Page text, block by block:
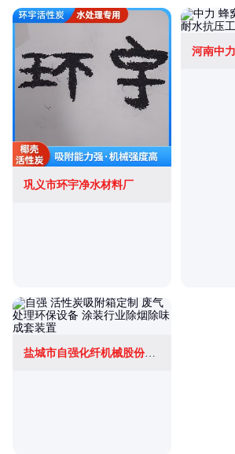
巩义市环宇净水材料厂
河南中
盐城市自强化纤机械股份有限公司